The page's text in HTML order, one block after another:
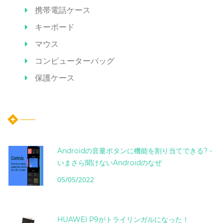
携帯電話ケース
キーボード
マウス
コンピューターバッグ
保護ケース
Androidの音量ボタンに機能を割り当てできる? -
いまさら聞けないAndroidのなぜ
05/05/2022
HUAWEI P9がトライリンガルになった！